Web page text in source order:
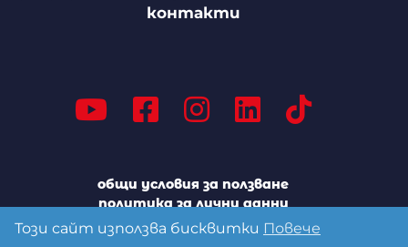
Този сайт използва бисквитки Повече
контакти
общи условия за ползване
политика за лични данни
политика за бисквитките